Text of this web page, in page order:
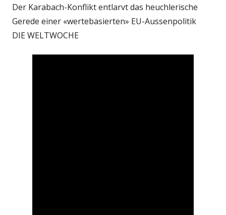
Der Karabach-Konflikt entlarvt das heuchlerische
Gerede einer «wertebasierten» EU-Aussenpolitik
DIE WELTWOCHE